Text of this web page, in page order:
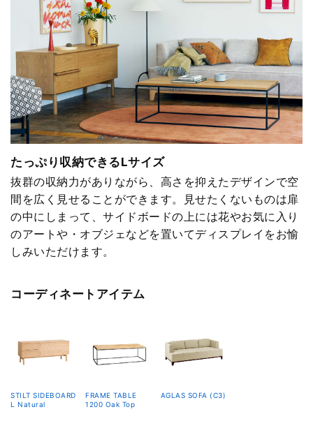
たっぷり収納できるLサイズ
抜群の収納力がありながら、高さを抑えたデザインで空
間を広く見せることができます。見せたくないものは扉
の中にしまって、サイドボードの上には花やお気に入り
のアートや・オブジェなどを置いてディスプレイをお愉
しみいただけます。
コーディネートアイテム
STILT SIDEBOARD
L Natural
FRAME TABLE
1200 Oak Top
AGLAS SOFA (C3)